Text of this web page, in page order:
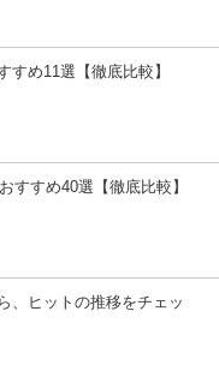
すめ11選【徹底比較】
すすめ40選【徹底比較】
、ヒットの推移をチェッ